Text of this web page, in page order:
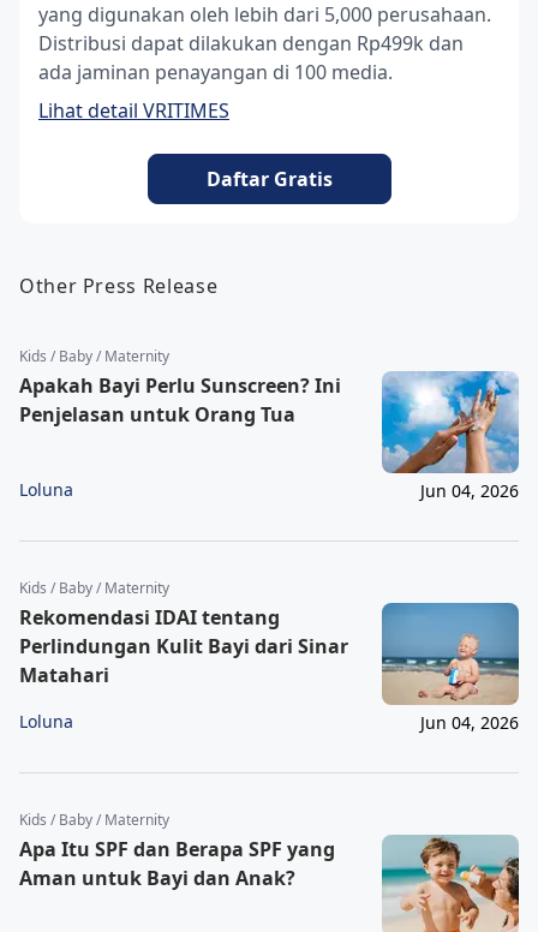
yang digunakan oleh lebih dari 5,000 perusahaan.
Distribusi dapat dilakukan dengan Rp499k dan
ada jaminan penayangan di 100 media.
Lihat detail VRITIMES
Daftar Gratis
Other Press Release
Kids / Baby / Maternity
Apakah Bayi Perlu Sunscreen? Ini
Penjelasan untuk Orang Tua
Loluna Jun 04, 2026
Kids / Baby / Maternity
Rekomendasi IDAI tentang
Perlindungan Kulit Bayi dari Sinar
Matahari
Loluna Jun 04, 2026
Kids / Baby / Maternity
Apa Itu SPF dan Berapa SPF yang
Aman untuk Bayi dan Anak?